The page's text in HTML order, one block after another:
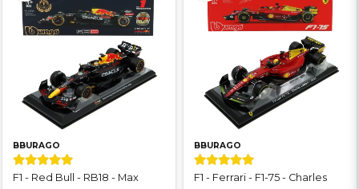
BBURAGO
F1 - Red Bull - RB18 - Max
BBURAGO
F1 - Ferrari - F1-75 - Charles